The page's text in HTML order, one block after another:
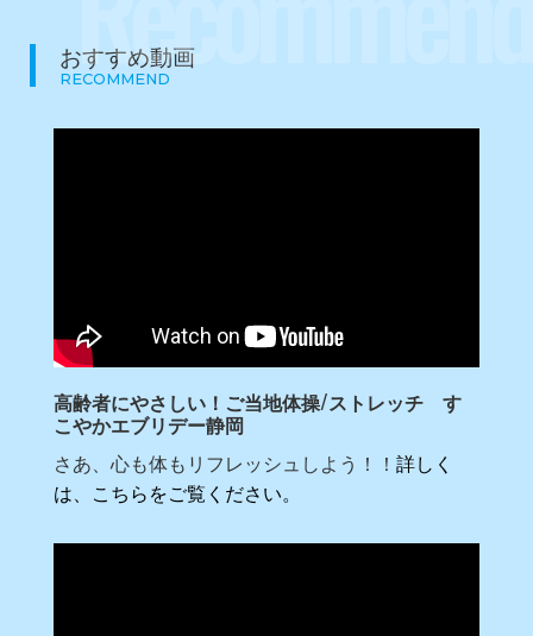
おすすめ動画
RECOMMEND
高齢者にやさしい！ご当地体操/ストレッチ す
こやかエブリデー静岡
さあ、心も体もリフレッシュしよう！！ 詳しく
は、こちらをご覧ください。